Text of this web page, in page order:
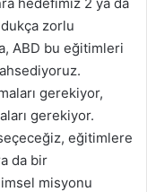
zorlu
ABD bu eğitimleri
gerekiyor,
gerekiyor.
eğitimlere
da bir
misyonu